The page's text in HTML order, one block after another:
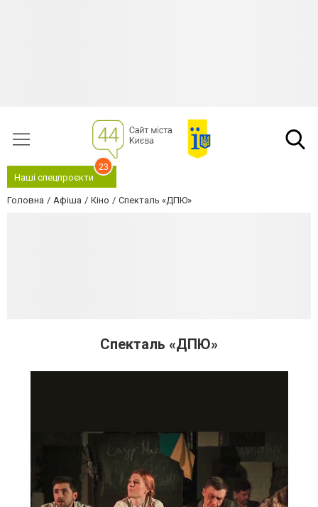
Наші спецпроєкти
23
Головна Афіша Кіно Спекталь «ДПЮ»
Спекталь «ДПЮ»